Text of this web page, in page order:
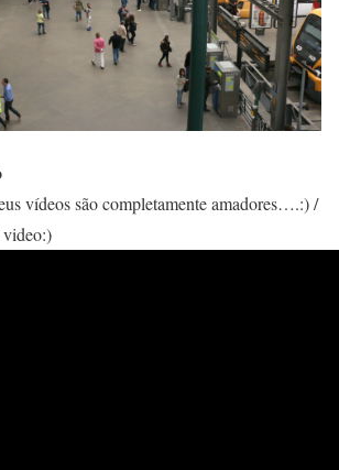
vídeos são completamente amadores….:) /